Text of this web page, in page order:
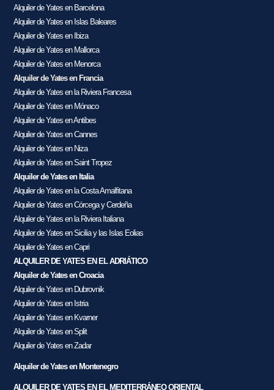
Alquiler de Yates en Barcelona
Alquiler de Yates en Islas Baleares
Alquiler de Yates en Ibiza
Alquiler de Yates en Mallorca
Alquiler de Yates en Menorca
Alquiler de Yates en Francia
Alquiler de Yates en la Riviera Francesa
Alquiler de Yates en Mónaco
Alquiler de Yates en Antibes
Alquiler de Yates en Cannes
Alquiler de Yates en Niza
Alquiler de Yates en Saint Tropez
Alquiler de Yates en Italia
Alquiler de Yates en la Costa Amalfitana
Alquiler de Yates en Córcega y Cerdeña
Alquiler de Yates en la Riviera Italiana
Alquiler de Yates en Sicilia y las Islas Eolias
Alquiler de Yates en Capri
ALQUILER DE YATES EN EL ADRIÁTICO
Alquiler de Yates en Croacia
Alquiler de Yates en Dubrovnik
Alquiler de Yates en Istria
Alquiler de Yates en Kvarner
Alquiler de Yates en Split
Alquiler de Yates en Zadar
Alquiler de Yates en Montenegro
ALQUILER DE YATES EN EL MEDITERRÁNEO ORIENTAL